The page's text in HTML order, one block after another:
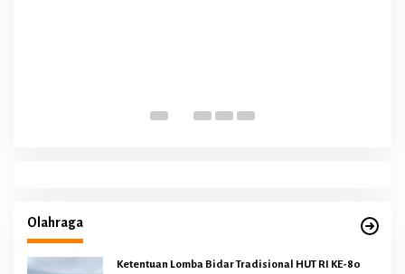
Olahraga
Ketentuan Lomba Bidar Tradisional HUT RI KE-80